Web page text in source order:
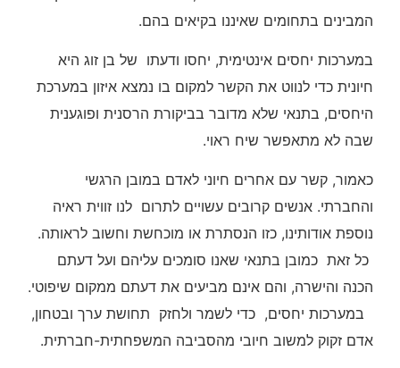
המבינים בתחומים שאיננו בקיאים בהם.
במערכות יחסים אינטימית, יחסו ודעתו של בן זוג היא
חיונית כדי לנווט את הקשר למקום בו נמצא איזון במערכת
היחסים, בתנאי שלא מדובר בביקורת הרסנית ופוגענית
שבה לא מתאפשר שיח ראוי.
כאמור, קשר עם אחרים חיוני לאדם במובן הרגשי
והחברתי. אנשים קרובים עשויים לתרום לנו זווית ראיה
נוספת אודותינו, כזו הנסתרת או מוכחשת וחשוב לראותה.
כל זאת כמובן בתנאי שאנו סומכים עליהם ועל דעתם
הכנה והישרה, והם אינם מביעים את דעתם ממקום שיפוטי.
במערכות יחסים, כדי לשמר ולחזק תחושת ערך ובטחון,
אדם זקוק למשוב חיובי מהסביבה המשפחתית-חברתית.